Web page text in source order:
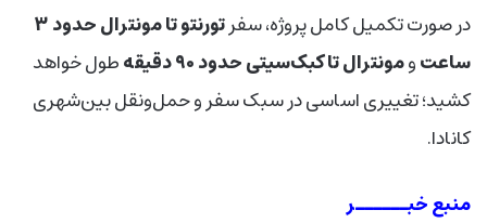
در صورت تکمیل کامل پروژه، سفر
تورنتو تا مونترال حدود ۳
ساعتومونترال تا کبک‌سیتی حدود ۹۰ دقیقه
طول خواهد
کشید؛ تغییری اساسی در سبک سفر و حمل‌ونقل بین‌شهری
کانادا.
منبع خبــــــر